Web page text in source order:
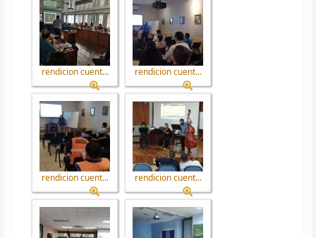
rendicion cuent... rendicion cuent...
rendicion cuent... rendicion cuent...